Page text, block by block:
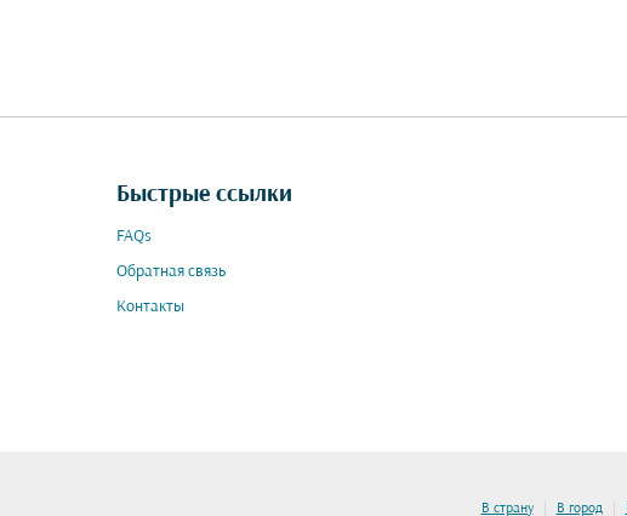
Быстрые ссылки
FAQs
Обратная связь
Контакты
В страну | В город |